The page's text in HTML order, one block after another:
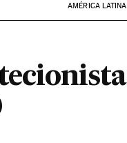
AMÉRICA LATINA